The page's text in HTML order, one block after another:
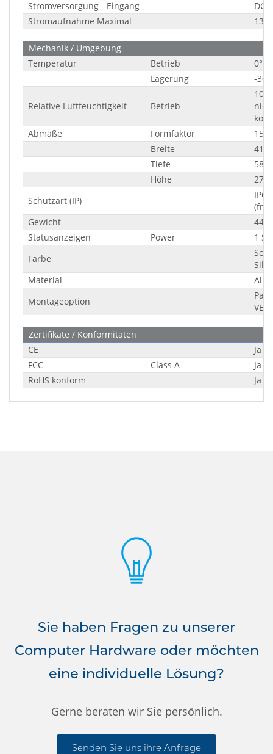
Stromversorgung - Eingang
DC:
Stromaufnahme Maximal
13
Mechanik / Umgebung
Temperatur
Betrieb
0°
Lagerung
-
Relative Luftfeuchtigkeit Betrieb
10
Abmaße
Formfaktor
Breite
412
Tiefe
Höhe
Schutzart (IP)
IP66
Gewicht
Statusanzeigen
Power
1 St
Farbe
Material
Montageoption
Zertifikate / Konformitäten
CE
Ja
FCC
Class A
Ja
RoHS konform
Ja
Sie haben Fragen zu unserer
Computer Hardware oder möchten
eine individuelle Lösung?
Gerne beraten wir Sie persönlich.
Senden Sie uns ihre Anfrage